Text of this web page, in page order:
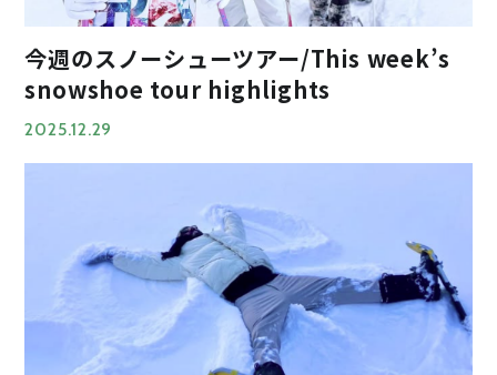
今週のスノーシューツアー/This week’s
snowshoe tour highlights
2025.12.29